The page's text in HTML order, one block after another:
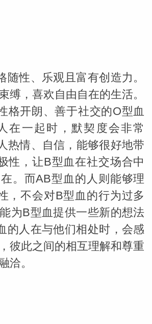
随性、乐观且富有创造力。
缚，喜欢自由自在的生活。
格开朗、善于社交的O型血
在一起时，默契度会非常
热情、自信，能够很好地带
性，让B型血在社交场合中
。而AB型血的人则能够理
，不会对B型血的行为过多
为B型血提供一些新的想法
的人在与他们相处时，会感
彼此之间的相互理解和尊重
洽。